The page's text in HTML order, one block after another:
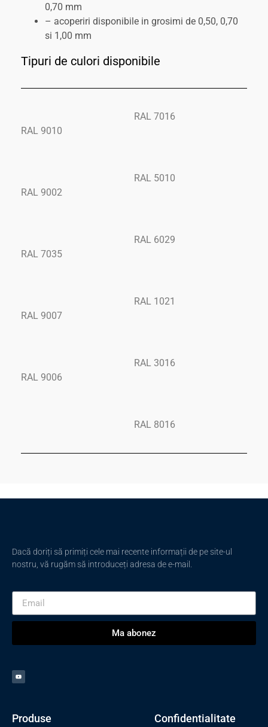
0,70 mm
– acoperiri disponibile in grosimi de 0,50, 0,70
si 1,00 mm
Tipuri de culori disponibile
RAL 9010
RAL 9002
RAL 7035
RAL 9007
RAL 9006
RAL 7016
RAL 5010
RAL 6029
RAL 1021
RAL 3016
RAL 8016
Dacă doriți să primiți cele mai recente informații de pe site-ul
nostru, vă rugăm să introduceți adresa de e-mail.
Ma abonez
Produse Confidentialitate